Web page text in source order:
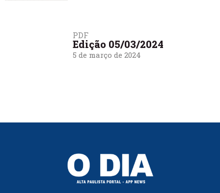
PDF
Edição 05/03/2024
5 de março de 2024